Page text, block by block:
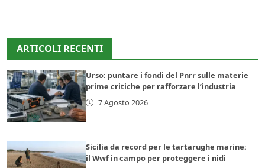
ARTICOLI RECENTI
Urso: puntare i fondi del Pnrr sulle materie
prime critiche per rafforzare l’industria
7 Agosto 2026
Sicilia da record per le tartarughe marine:
il Wwf in campo per proteggere i nidi